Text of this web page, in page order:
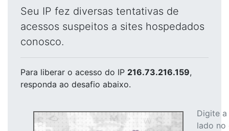
Seu IP fez diversas tentativas de
acessos suspeitos a sites hospedados
conosco.
Para liberar o acesso do IP 216.73.216.159,
responda ao desafio abaixo.
Digite
lado no